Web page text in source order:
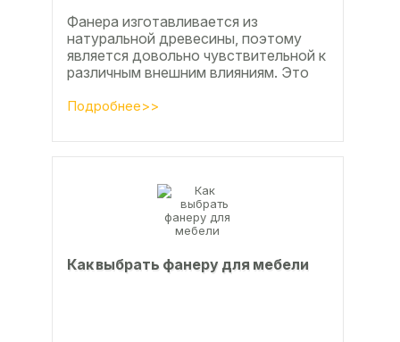
Фанера изготавливается из
натуральной древесины, поэтому
является довольно чувствительной к
различным внешним влияниям. Это
расширении, растрескивании,...
Подробнее>>
Как выбрать фанеру для мебели